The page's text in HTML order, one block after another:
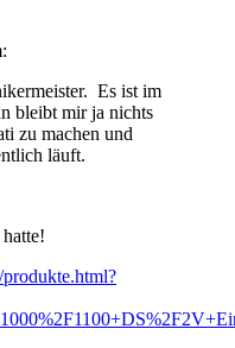
Es ist im
bleibt mir ja nichts
zu machen und
läuft.